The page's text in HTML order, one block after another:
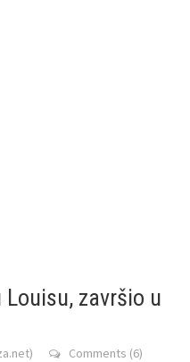
završio u
Comments (6)